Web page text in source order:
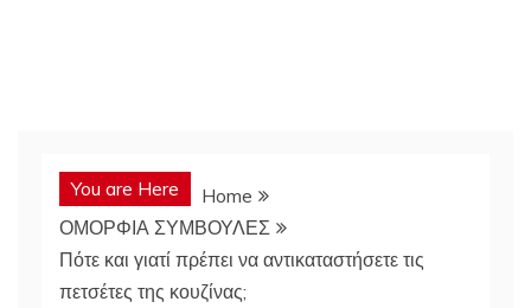
You are Here
Home
ΟΜΟΡΦΙΑ ΣΥΜΒΟΥΛΕΣ
Πότε και γιατί πρέπει να αντικαταστήσετε τις
πετσέτες της κουζίνας;